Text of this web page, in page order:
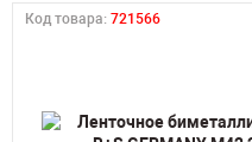
Код товара: 721566